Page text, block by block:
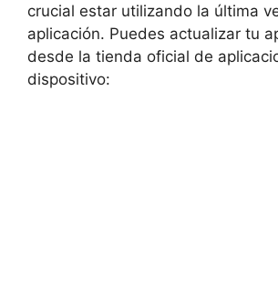
crucial estar utilizando la última
aplicación. Puedes actualizar tu
desde la tienda oficial de
dispositivo: